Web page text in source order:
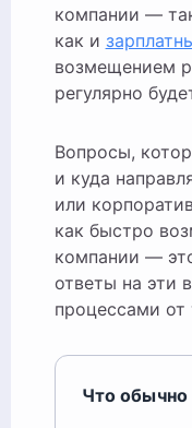
компании —
как и
возмещением
регулярно
Вопросы,
и куда
или
как быстро
компании —
ответы на эти
процессами от
Что обычно